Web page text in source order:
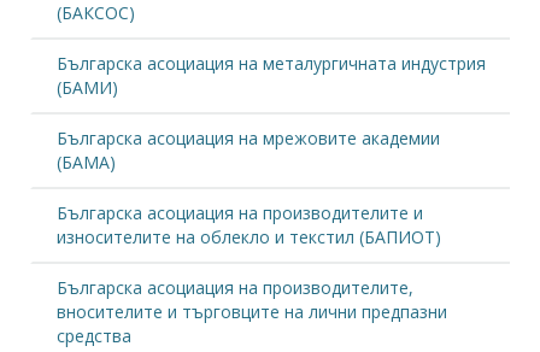
(БАКСОС)
Българска асоциация на металургичната индустрия
(БАМИ)
Българска асоциация на мрежовите академии
(БАМА)
Българска асоциация на производителите и
износителите на облекло и текстил (БАПИОТ)
Българска асоциация на производителите,
вносителите и търговците на лични предпазни
средства